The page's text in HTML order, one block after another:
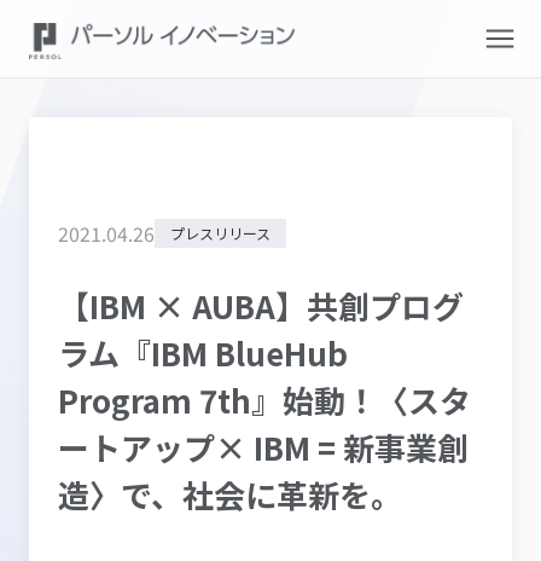
2021.04.26 プレスリリース
【IBM × AUBA】共創プログ
ラム『IBM BlueHub
Program 7th』始動！〈スタ
ートアップ× IBM = 新事業創
造〉で、社会に革新を。